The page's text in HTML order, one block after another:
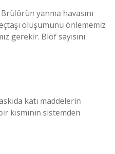
yanma havasını
oluşumunu önlememiz
gerekir. Blöf sayısını
katı maddelerin
kısmının sistemden